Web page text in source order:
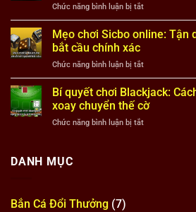
khi
đang
“vào
Nắm
bắt
quy
để
vào
tiền
hợp
Chức năng bình luận bị tắtở
Mẹo
chọn
đá:
Đọc
bảng
tỷ
đúng
Mẹo chơi Sicbo online: Tận
bắt cầu chính xác
Chức năng bình luận bị tắtở
Mẹo
chơi
Sicbo
online:
Tận
Bí quyết chơi Blackjack:
xoay chuyển thế cờ
Chức năng bình luận bị tắtở
DANH MỤC
Bắn Cá Đổi Thưởng (7)